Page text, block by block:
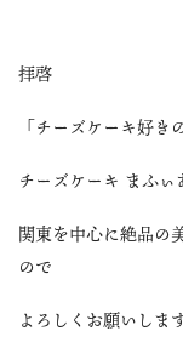
拝啓
「チーズケーキ好き
チーズケーキ まふぃ
関東を中心に絶品の
ので
よろしくお願いします